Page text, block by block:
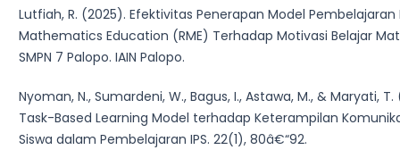
Lutfiah, R. (2025). Efektivitas Penerapan Model Pembelajaran
Mathematics Education (RME) Terhadap Motivasi Belajar
SMPN 7 Palopo. IAIN Palopo.
Nyoman, N., Sumardeni, W., Bagus, I., Astawa, M., & Maryati,
Task-Based Learning Model terhadap Keterampilan
Siswa dalam Pembelajaran IPS. 22(1), 80â€“92.